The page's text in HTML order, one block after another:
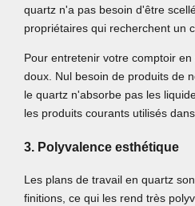
quartz n'a pas besoin d'être
propriétaires qui recherchent un
Pour entretenir votre comptoir
doux. Nul besoin de produits de
le quartz n'absorbe pas les
les produits courants utilisés
3. Polyvalence esthétique
Les plans de travail en quartz
finitions, ce qui les rend très